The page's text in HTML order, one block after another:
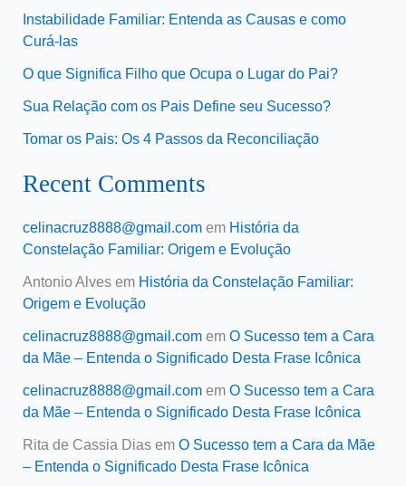
Instabilidade Familiar: Entenda as Causas e como
Curá-las
O que Significa Filho que Ocupa o Lugar do Pai?
Sua Relação com os Pais Define seu Sucesso?
Tomar os Pais: Os 4 Passos da Reconciliação
Recent Comments
celinacruz8888@gmail.comem História da
Constelação Familiar: Origem e Evolução
Antonio Alvesem História da Constelação Familiar:
Origem e Evolução
celinacruz8888@gmail.comem O Sucesso tem a Cara
da Mãe – Entenda o Significado Desta Frase Icônica
celinacruz8888@gmail.comem O Sucesso tem a Cara
da Mãe – Entenda o Significado Desta Frase Icônica
Rita de Cassia Diasem O Sucesso tem a Cara da Mãe
– Entenda o Significado Desta Frase Icônica